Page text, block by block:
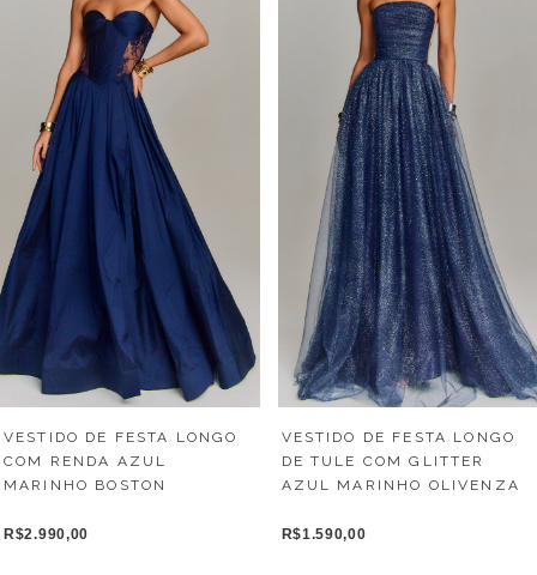
VESTIDO DE FESTA LONGO
COM RENDA AZUL
MARINHO BOSTON
R$2.990,00
VESTIDO DE FESTA LONGO
DE TULE COM GLITTER
AZUL MARINHO OLIVENZA
R$1.590,00